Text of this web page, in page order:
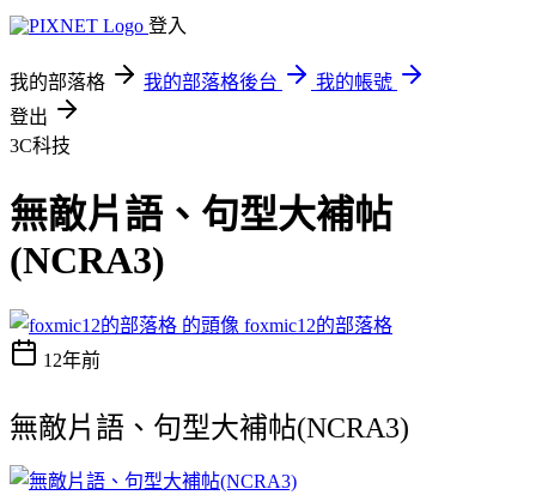
登入
我的部落格 我的部落格後台
我的帳號
登出
3C科技
無敵片語、句型大補帖
(NCRA3)
foxmic12的部落格
12年前
無敵片語、句型大補帖(NCRA3)